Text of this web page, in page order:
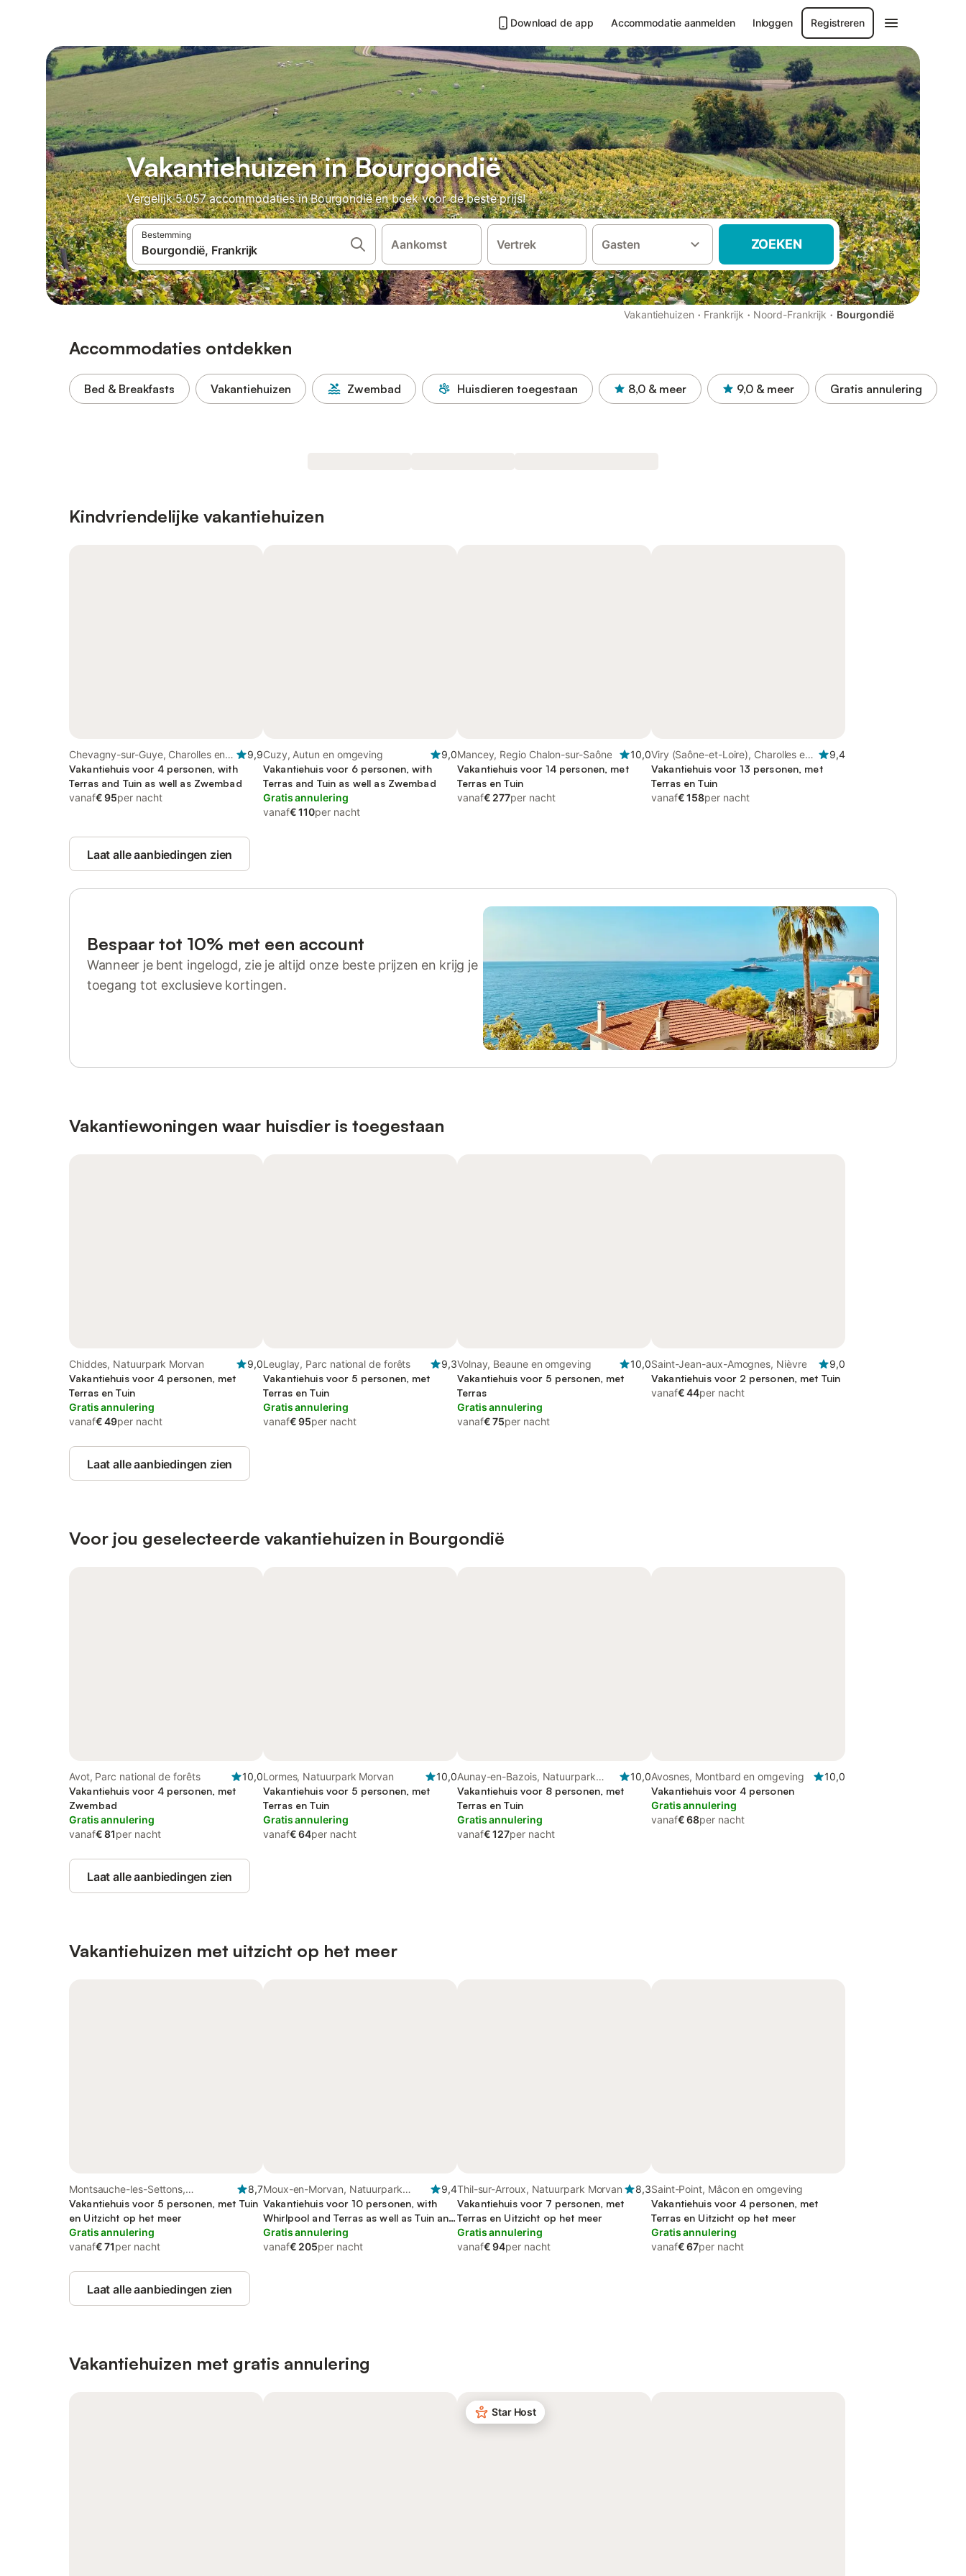
Download de app Accommodatie aanmelden Inloggen Registreren
Vakantiehuizen in Bourgondië
Vergelijk 5.057 accommodaties in Bourgondië en boek voor de beste prijs!
Bestemming
Aankomst Vertrek Gasten ZOEKEN
Vakantiehuizen · Frankrijk · Noord-Frankrijk · Bourgondië
Accommodaties ontdekken
Bed & Breakfasts Vakantiehuizen Zwembad Huisdieren toegestaan 8,0 & meer 9,0 & meer Gratis annulering
Kindvriendelijke vakantiehuizen
Chevagny-sur-Guye, Charolles en
omgeving
9,9
Vakantiehuis voor 4 personen, with
Terras and Tuin as well as Zwembad
vanaf€ 95per nacht
Cuzy, Autun en omgeving
9,0
Vakantiehuis voor 6 personen, with
Terras and Tuin as well as Zwembad
Gratis annulering
vanaf€ 110per nacht
Mancey, Regio Chalon-sur-Saône
10,0
Vakantiehuis voor 14 personen, met
Terras en Tuin
vanaf€ 277per nacht
Viry (Saône-et-Loire), Charolles en
omgeving
9,4
Vakantiehuis voor 13 personen, met
Terras en Tuin
vanaf€ 158per nacht
Laat alle aanbiedingen zien
Bespaar tot 10% met een account
Wanneer je bent ingelogd, zie je altijd onze beste prijzen en krijg je
toegang tot exclusieve kortingen.
Vakantiewoningen waar huisdier is toegestaan
Chiddes, Natuurpark Morvan
9,0
Vakantiehuis voor 4 personen, met
Terras en Tuin
Gratis annulering
vanaf€ 49per nacht
Leuglay, Parc national de forêts
9,3
Vakantiehuis voor 5 personen, met
Terras en Tuin
Gratis annulering
vanaf€ 95per nacht
Volnay, Beaune en omgeving
10,0
Vakantiehuis voor 5 personen, met
Terras
Gratis annulering
vanaf€ 75per nacht
Saint-Jean-aux-Amognes, Nièvre
9,0
Vakantiehuis voor 2 personen, met Tuin
vanaf€ 44per nacht
Laat alle aanbiedingen zien
Voor jou geselecteerde vakantiehuizen in Bourgondië
Avot, Parc national de forêts
10,0
Vakantiehuis voor 4 personen, met
Zwembad
Gratis annulering
vanaf€ 81per nacht
Lormes, Natuurpark Morvan
10,0
Vakantiehuis voor 5 personen, met
Terras en Tuin
Gratis annulering
vanaf€ 64per nacht
Aunay-en-Bazois, Natuurpark
Morvan
10,0
Vakantiehuis voor 8 personen, met
Terras en Tuin
Gratis annulering
vanaf€ 127per nacht
Avosnes, Montbard en omgeving
10,0
Vakantiehuis voor 4 personen
Gratis annulering
vanaf€ 68per nacht
Laat alle aanbiedingen zien
Vakantiehuizen met uitzicht op het meer
Montsauche-les-Settons,
Natuurpark Morvan
8,7
Vakantiehuis voor 5 personen, met Tuin
en Uitzicht op het meer
Gratis annulering
vanaf€ 71per nacht
Moux-en-Morvan, Natuurpark
Morvan
9,4
Vakantiehuis voor 10 personen, with
Whirlpool and Terras as well as Tuin and
Zwembad
Gratis annulering
vanaf€ 205per nacht
Thil-sur-Arroux, Natuurpark Morvan
8,3
Vakantiehuis voor 7 personen, met
Terras en Uitzicht op het meer
Gratis annulering
vanaf€ 94per nacht
Saint-Point, Mâcon en omgeving
Vakantiehuis voor 4 personen, met
Terras en Uitzicht op het meer
Gratis annulering
vanaf€ 67per nacht
Laat alle aanbiedingen zien
Vakantiehuizen met gratis annulering
Star Host